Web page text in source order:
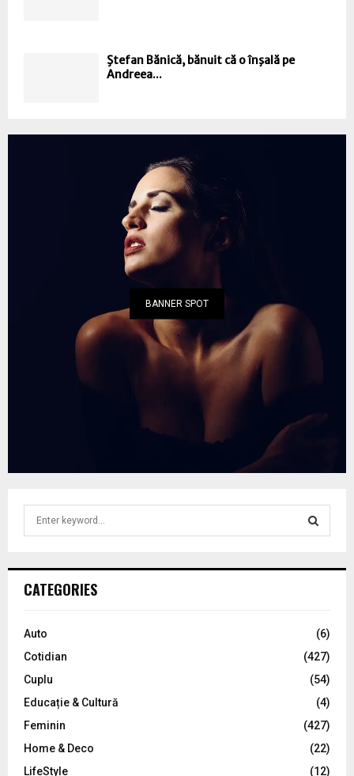
Ştefan Bănică, bănuit că o înşală pe
Andreea...
BANNER SPOT
h
o
:
C
CATEGORIES
Auto
(6)
Cotidian
(427)
Cuplu
(54)
Educație & Cultură
(4)
Feminin
(427)
Home & Deco
(22)
LifeStyle
(12)